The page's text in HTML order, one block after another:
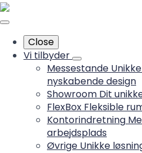
Close
Vi tilbyder
Messestande
nyskabende design
Showroom Dit
FlexBox Fleksible
Kontorindretning
arbejdsplads
Øvrige Unikke